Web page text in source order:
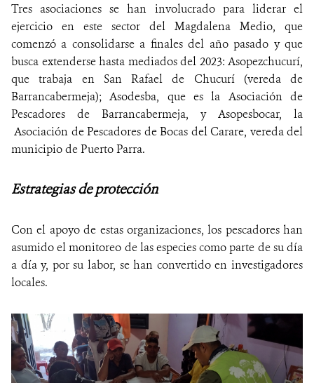
Tres asociaciones se han involucrado para liderar el
ejercicio en este sector del Magdalena Medio, que
comenzó a consolidarse a finales del año pasado y que
busca extenderse hasta mediados del 2023: Asopezchucurí,
que trabaja en San Rafael de Chucurí (vereda de
Barrancabermeja); Asodesba, que es la Asociación de
Pescadores de Barrancabermeja, y Asopesbocar, la
Asociación de Pescadores de Bocas del Carare, vereda del
municipio de Puerto Parra.
Estrategias de protección
Con el apoyo de estas organizaciones, los pescadores han
asumido el monitoreo de las especies como parte de su día
a día y, por su labor, se han convertido en investigadores
locales.